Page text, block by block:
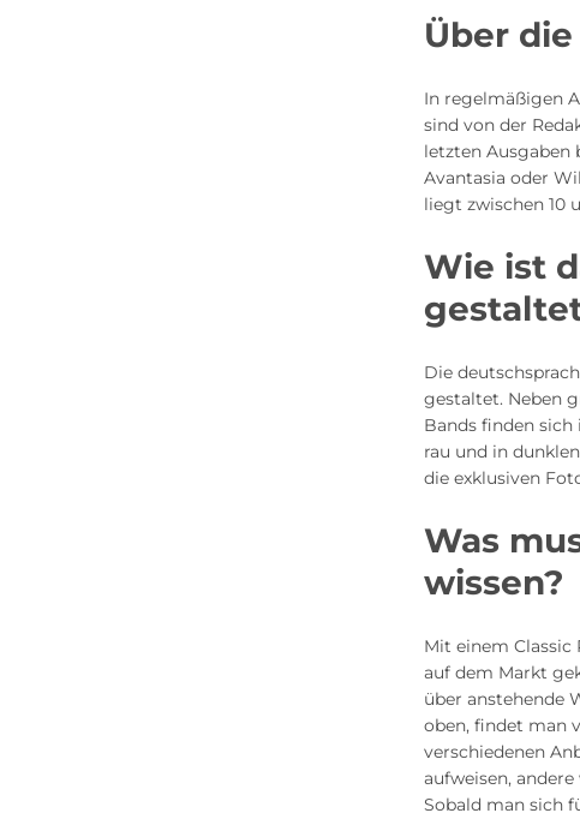
Über
In regelmäßigen
sind von der
letzten Ausgaben
Avantasia oder
liegt zwischen 10
Wie ist
Die
gestaltet. Neben
Bands finden sich
rau und in
die exklusiven
Was
wissen?
Mit einem
auf dem Markt
über anstehende
oben, findet man
verschiedenen
aufweisen,
Sobald man sich